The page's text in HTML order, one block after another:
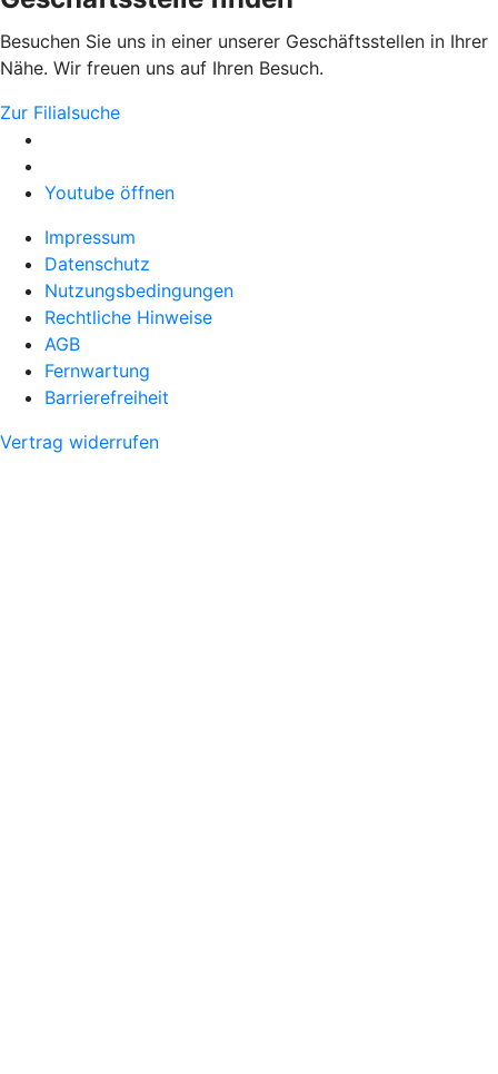
Besuchen Sie uns in einer unserer Geschäftsstellen in Ihrer
Nähe. Wir freuen uns auf Ihren Besuch.
Zur Filialsuche
Youtube öffnen
Impressum
Datenschutz
Nutzungsbedingungen
Rechtliche Hinweise
AGB
Fernwartung
Barrierefreiheit
Vertrag widerrufen